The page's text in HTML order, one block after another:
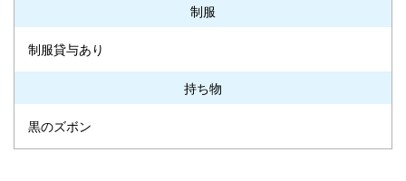
制服
制服貸与あり
持ち物
黒のズボン